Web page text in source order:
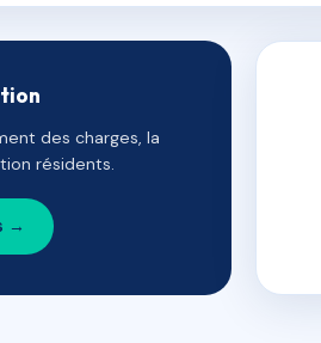
des charges, la
résidents.
→